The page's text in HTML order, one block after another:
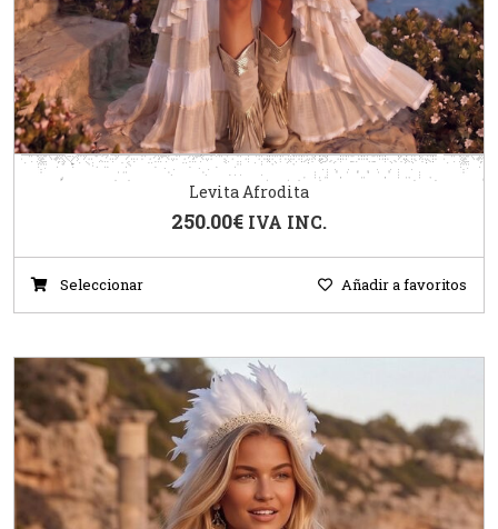
Levita Afrodita
250.00€ IVA INC.
Seleccionar Añadir a favoritos